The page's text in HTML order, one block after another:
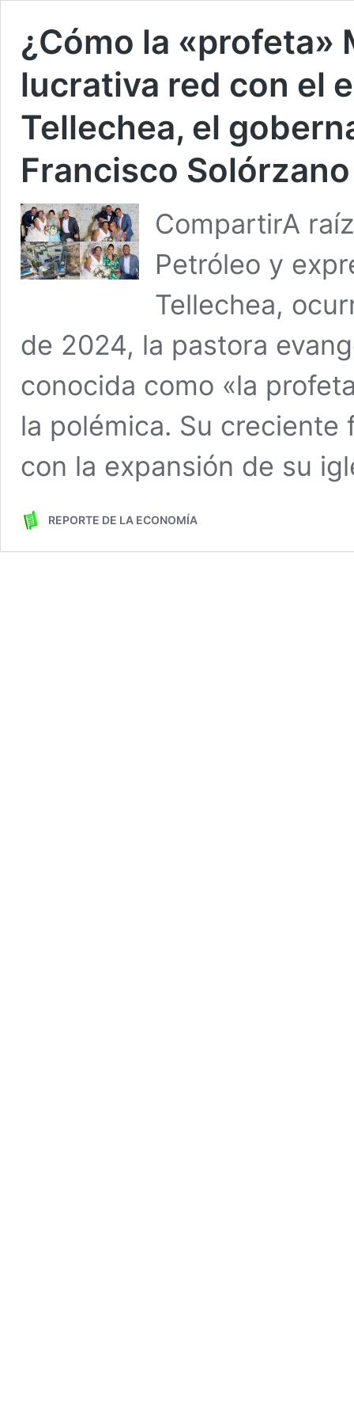
¿Cómo la «profeta»
lucrativa red con el
Tellechea, el
Francisco
CompartirA
Petróleo y
Tellechea,
de 2024, la pastora
conocida como «la
la polémica. Su
con la expansión de su
REPORTE DE LA ECONOMÍA